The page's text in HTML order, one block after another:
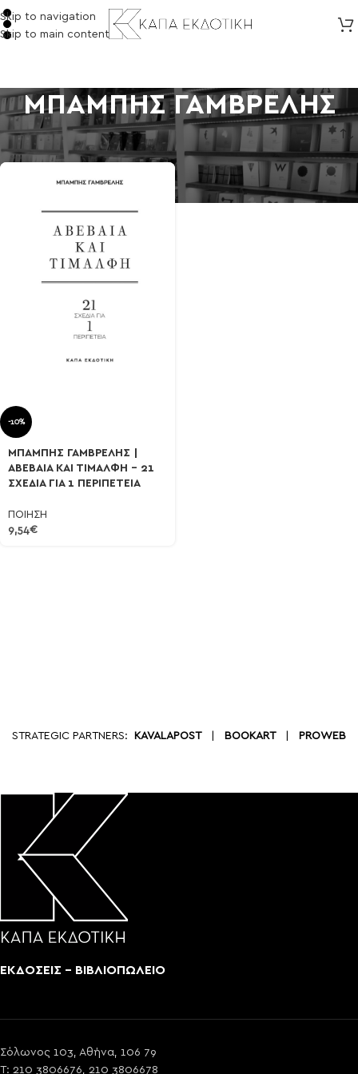
Skip to navigation
Skip to main content
ΜΠΑΜΠΗΣ ΓΑΜΒΡΕΛΗΣ
Αρχική σελίδα /Προϊόντα με ετικέτα “ΜΠΑΜΠΗΣ ΓΑΜΒΡΕΛΗΣ”
-10%
ΜΠΑΜΠΗΣ ΓΑΜΒΡΕΛΗΣ |
ΑΒΕΒΑΙΑ ΚΑΙ ΤΙΜΑΛΦΗ – 21
ΣΧΕΔΙΑ ΓΙΑ 1 ΠΕΡΙΠΕΤΕΙΑ
ΠΟΙΗΣΗ
9,54€
STRATEGIC PARTNERS: KAVALAPOST| BOOKART| PROWEB
ΕΚΔΟΣΕΙΣ - ΒΙΒΛΙΟΠΩΛΕΙΟ
Σόλωνος 103, Αθήνα, 106 79
T: 210 3806676, 210 3806678